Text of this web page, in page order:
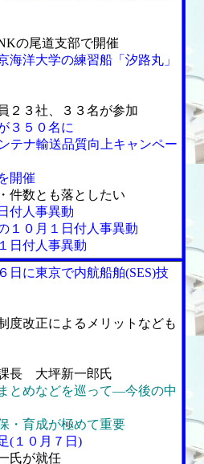
の尾道支部で開催
海洋大学の練習船「汐路丸」
２３社、３３名が参加
３５０名に
テナ輸送品質向上キャンペー
開催
件数とも落としたい
付人事異動
１０月１日付人事異動
日付人事異動
日に東京で内航船舶(SES)技
度改正によるメリットなども
長 大坪新一郎氏
とめなどを巡って―今後の中
育成が極めて重要
(１０月７日)
氏が就任